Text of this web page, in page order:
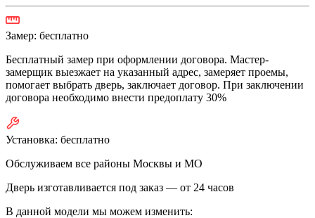
Замер: бесплатно
Бесплатный замер при оформлении договора. Мастер-
замерщик выезжает на указанный адрес, замеряет проемы,
помогает выбрать дверь, заключает договор. При заключении
договора необходимо внести предоплату 30%
Установка: бесплатно
Обслуживаем все районы Москвы и МО
Дверь изготавливается под заказ — от 24 часов
В данной модели мы можем изменить: